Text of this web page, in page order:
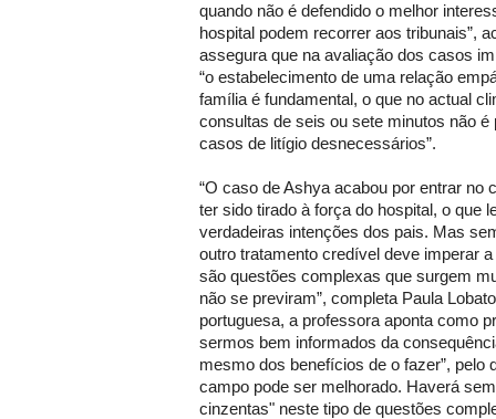
quando não é defendido o melhor
hospital podem recorrer aos tribunais”,
assegura que na avaliação dos casos
“o estabelecimento de uma relação
família é fundamental, o que no actual
consultas de seis ou sete minutos não
casos de litígio desnecessários”.
“O caso de Ashya acabou por entrar no
ter sido tirado à força do hospital, o que
verdadeiras intenções dos pais. Mas
outro tratamento credível deve imperar
são questões complexas que surgem
não se previram”, completa Paula
portuguesa, a professora aponta como
sermos bem informados da
mesmo dos benefícios de o fazer”, pelo
campo pode ser melhorado. Haverá
cinzentas" neste tipo de questões